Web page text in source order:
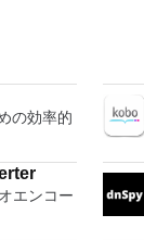
このアプ
らゲーム
ドライブ
ることも
りで
保存でき
：好き
制御した
実行し、
ョンで、
用可能な
ラット
ストール
ドアロン
ります。
ラウド
の効率的
エンコー